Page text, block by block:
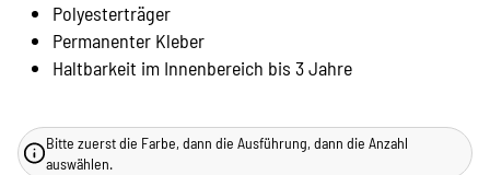
Polyesterträger
Permanenter Kleber
Haltbarkeit im Innenbereich bis 3 Jahre
Bitte zuerst die Farbe, dann die Ausführung, dann die Anzahl
auswählen.